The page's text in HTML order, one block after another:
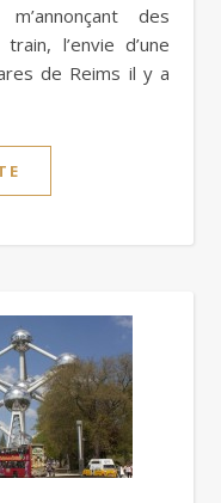
des
l’envie d’une
de Reims il y a